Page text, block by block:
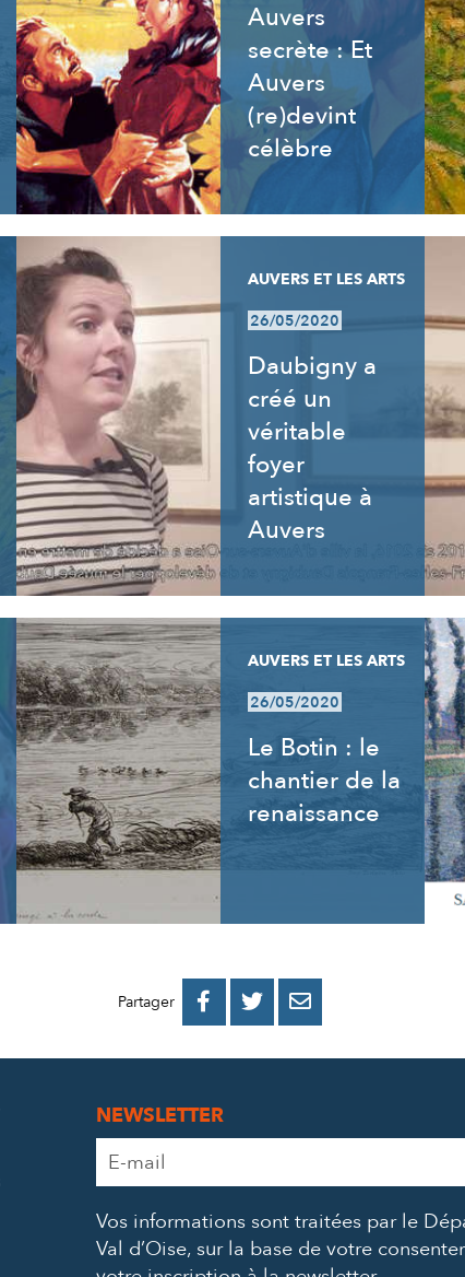
Auvers
secrète : Et
Auvers
(re)devint
célèbre
AUVERS ET LES ARTS
26/05/2020
Daubigny a
créé un
véritable
foyer
artistique à
Auvers
AUVERS ET LES ARTS
26/05/2020
Le Botin : le
chantier de la
renaissance
Partager 
PARTAGER
PARTAGER
PARTAGER
NEWSLETTER
Adresse
e-
*
Vos informations sont traitées par le
Val d’Oise, sur la base de votre